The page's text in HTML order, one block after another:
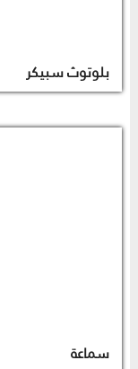
بلوتوث سبيكر
سماعة